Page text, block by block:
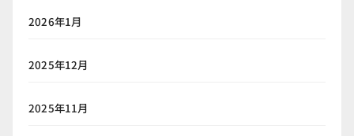
2026年1月
2025年12月
2025年11月